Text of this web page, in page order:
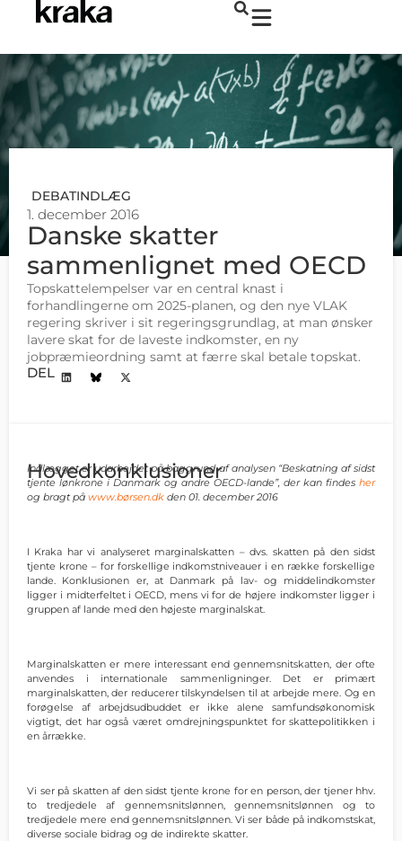
DEBATINDLÆG
1. december 2016
Danske skatter
sammenlignet med OECD
Topskattelempelser var en central knast i
forhandlingerne om 2025-planen, og den nye VLAK
regering skriver i sit regeringsgrundlag, at man ønsker
lavere skat for de laveste indkomster, en ny
jobpræmieordning samt at færre skal betale topskat.
DEL
Hovedkonklusioner
Indlægget er udarbejdet på baggrund af analysen “Beskatning af sidst
tjente lønkrone i Danmark og andre OECD-lande”, der kan findes her
og bragt på www.børsen.dk den 01. december 2016
I Kraka har vi analyseret marginalskatten – dvs. skatten på den sidst
tjente krone – for forskellige indkomstniveauer i en række forskellige
lande. Konklusionen er, at Danmark på lav- og middelindkomster
ligger i midterfeltet i OECD, mens vi for de højere indkomster ligger i
gruppen af lande med den højeste marginalskat.
Marginalskatten er mere interessant end gennemsnitskatten, der ofte
anvendes i internationale sammenligninger. Det er primært
marginalskatten, der reducerer tilskyndelsen til at arbejde mere. Og en
forøgelse af arbejdsudbuddet er ikke alene samfundsøkonomisk
vigtigt, det har også været omdrejningspunktet for skattepolitikken i
en årrække.
Vi ser på skatten af den sidst tjente krone for en person, der tjener hhv.
to tredjedele af gennemsnitslønnen, gennemsnitslønnen og to
tredjedele mere end gennemsnitslønnen. Vi ser både på indkomstskat,
diverse sociale bidrag og de indirekte skatter.